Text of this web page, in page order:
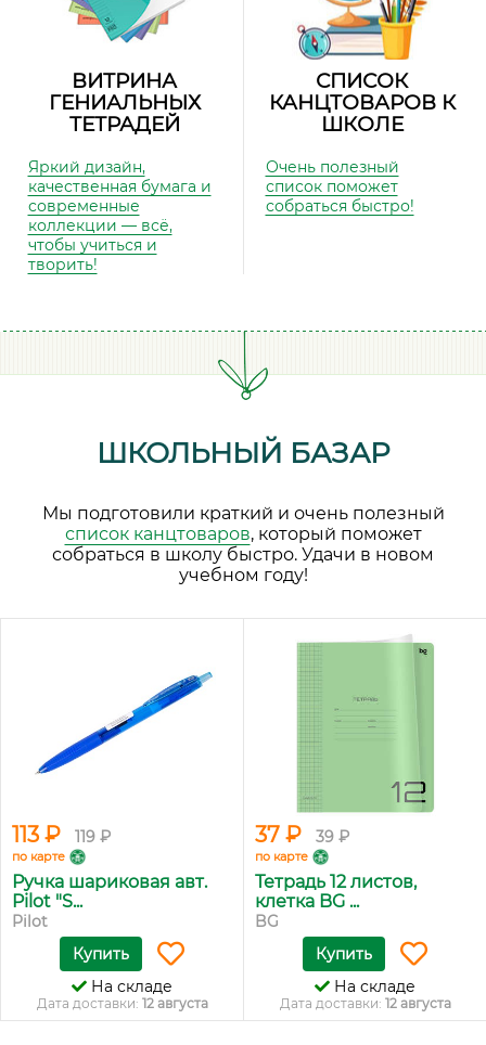
ВИТРИНА
ГЕНИАЛЬНЫХ
ТЕТРАДЕЙ
Яркий дизайн,
качественная бумага и
современные
коллекции — всё,
чтобы учиться и
творить!
СПИСОК
КАНЦТОВАРОВ К
ШКОЛЕ
Очень полезный
список поможет
собраться быстро!
ШКОЛЬНЫЙ БАЗАР
Мы подготовили краткий и очень полезный
список канцтоваров, который поможет
собраться в школу быстро. Удачи в новом
учебном году!
113 ₽ 119 ₽
по карте
Ручка шариковая авт.
Pilot "S...
Pilot
Купить
На складе
Дата доставки: 12 августа
37 ₽ 39 ₽
по карте
Тетрадь 12 листов,
клетка BG ...
BG
Купить
На складе
Дата доставки: 12 августа